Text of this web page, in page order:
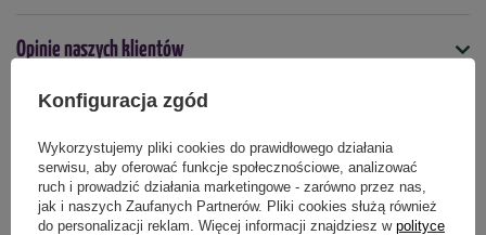
długość z rękojeścią 23 cm.
sześciennych Więcej
Podmiot odpowiedzialny za ten produkt na terenie UE Więcej
Opinie naszych klientów
Produkty powiązane
Konfiguracja zgód
Wykorzystujemy pliki cookies do prawidłowego działania
serwisu, aby oferować funkcje społecznościowe, analizować
ruch i prowadzić działania marketingowe - zarówno przez nas,
jak i naszych Zaufanych Partnerów. Pliki cookies służą również
do personalizacji reklam. Więcej informacji znajdziesz w polityce